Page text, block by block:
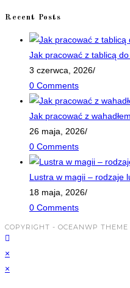
Recent Posts
Jak pracować z tablicą do
3 czerwca, 2026/
0 Comments
Jak pracować z
26 maja, 2026/
0 Comments
Lustra w magii – rodzaje
18 maja, 2026/
0 Comments
COPYRIGHT - OCEANWP
×
×